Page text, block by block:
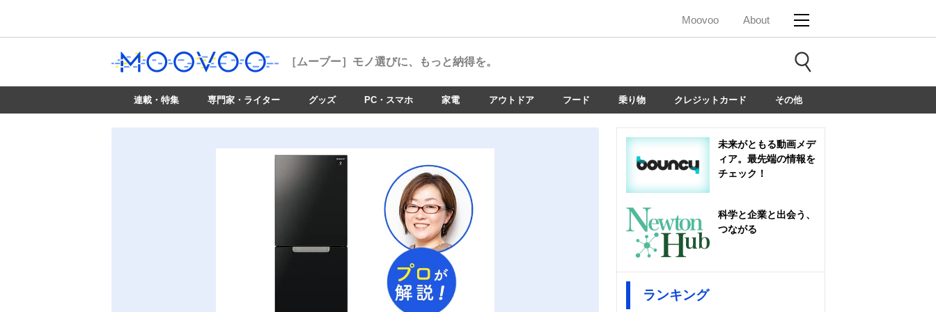
Moovoo About
［ムーブー］ モノ選びに、もっと納得を。
連載・特集 専門家・ライター グッズ PC・スマホ 家電 アウトドア フード 乗り物 クレジットカード その他
未来がともる動画メデ
ィア。最先端の情報を
チェック！
科学と企業と出会う、
つながる
ランキング